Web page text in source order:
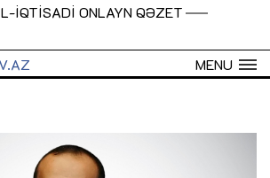
İQTİSADİ ONLAYN QƏZET
MENU